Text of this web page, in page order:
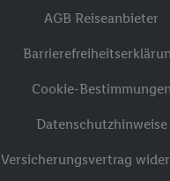
AGB Reiseanbieter
Cookie-Bestimmungen
Datenschutzhinweise
Versicherungsvertrag